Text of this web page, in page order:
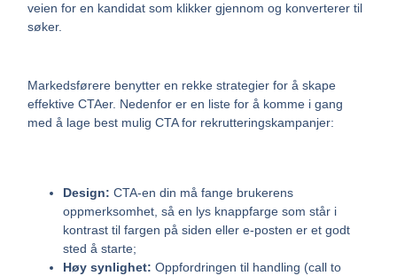
veien for en kandidat som klikker gjennom og konverterer til
søker.
Markedsførere benytter en rekke strategier for å skape
effektive CTAer. Nedenfor er en liste for å komme i gang
med å lage best mulig CTA for rekrutteringskampanjer:
Design: CTA-en din må fange brukerens
oppmerksomhet, så en lys knappfarge som står i
kontrast til fargen på siden eller e-posten er et godt
sted å starte;
Høy synlighet: Oppfordringen til handling (call to